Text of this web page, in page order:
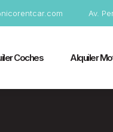
Av.
Coches Alquiler